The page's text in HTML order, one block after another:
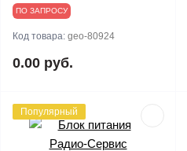
ПО ЗАПРОСУ
Код товара: geo-80924
0.00 руб.
Популярный